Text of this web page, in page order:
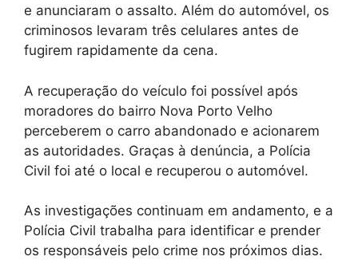
e anunciaram o assalto. Além do automóvel, os
criminosos levaram três celulares antes de
fugirem rapidamente da cena.
A recuperação do veículo foi possível após
moradores do bairro Nova Porto Velho
perceberem o carro abandonado e acionarem
as autoridades. Graças à denúncia, a Polícia
Civil foi até o local e recuperou o automóvel.
As investigações continuam em andamento, e a
Polícia Civil trabalha para identificar e prender
os responsáveis pelo crime nos próximos dias.